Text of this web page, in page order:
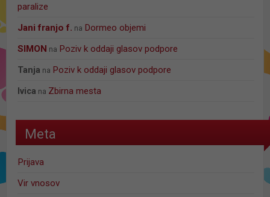
paralize
jani franjo f. na Dormeo objemi
SIMON na Poziv k oddaji glasov podpore
Tanja na Poziv k oddaji glasov podpore
Ivica na Zbirna mesta
Meta
Prijava
Vir vnosov